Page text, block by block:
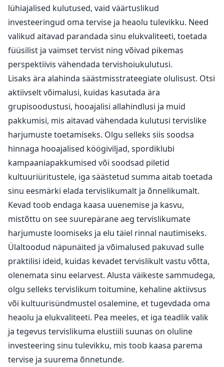
lühiajalised kulutused, vaid väärtuslikud
investeeringud oma tervise ja heaolu tulevikku. Need
valikud aitavad parandada sinu elukvaliteeti, toetada
füüsilist ja vaimset tervist ning võivad pikemas
perspektiivis vähendada tervishoiukulutusi.
Lisaks ära alahinda säästmisstrateegiate olulisust. Otsi
aktiivselt võimalusi, kuidas kasutada ära
grupisoodustusi, hooajalisi allahindlusi ja muid
pakkumisi, mis aitavad vähendada kulutusi tervislike
harjumuste toetamiseks. Olgu selleks siis soodsa
hinnaga hooajalised köögiviljad, spordiklubi
kampaaniapakkumised või soodsad piletid
kultuuriüritustele, iga säästetud summa aitab toetada
sinu eesmärki elada tervislikumalt ja õnnelikumalt.
Kevad toob endaga kaasa uuenemise ja kasvu,
mistõttu on see suurepärane aeg tervislikumate
harjumuste loomiseks ja elu täiel rinnal nautimiseks.
Ülaltoodud näpunäited ja võimalused pakuvad sulle
praktilisi ideid, kuidas kevadet tervislikult vastu võtta,
olenemata sinu eelarvest. Alusta väikeste sammudega,
olgu selleks tervislikum toitumine, kehaline aktiivsus
või kultuurisündmustel osalemine, et tugevdada oma
heaolu ja elukvaliteeti. Pea meeles, et iga teadlik valik
ja tegevus tervislikuma elustiili suunas on oluline
investeering sinu tulevikku, mis toob kaasa parema
tervise ja suurema õnnetunde.